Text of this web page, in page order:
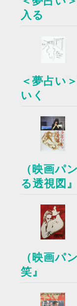
入る
＜夢占い
いく
（映画パ
る透視図』
（映画パ
笑』